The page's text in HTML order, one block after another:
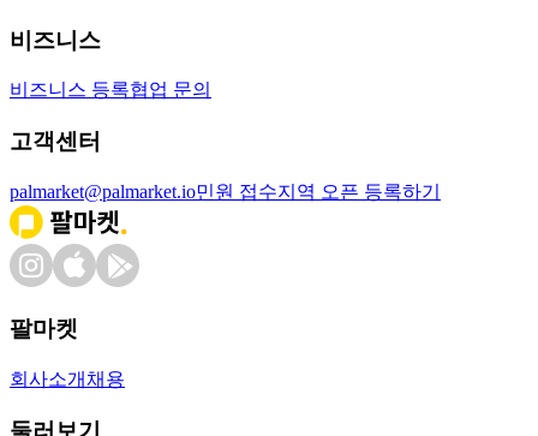
비즈니스
비즈니스 등록협업 문의
고객센터
palmarket@palmarket.io민원 접수지역 오픈 등록하기
팔마켓
회사소개 채용
둘러보기